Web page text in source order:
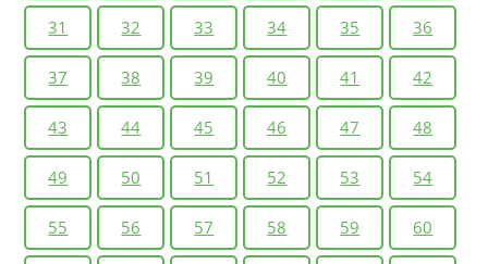
31 32 33 34 35 36
37 38 39 40 41 42
43 44 45 46 47 48
49 50 51 52 53 54
55 56 57 58 59 60